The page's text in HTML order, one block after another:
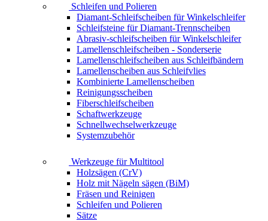
Schleifen und Polieren
Diamant-Schleifscheiben für Winkelschleifer
Schleifsteine für Diamant-Trennscheiben
Abrasiv-schleifscheiben für Winkelschleifer
Lamellenschleifscheiben - Sonderserie
Lamellenschleifscheiben aus Schleifbändern
Lamellenscheiben aus Schleifvlies
Kombinierte Lamellenscheiben
Reinigungsscheiben
Fiberschleifscheiben
Schaftwerkzeuge
Schnellwechselwerkzeuge
Systemzubehör
Werkzeuge für Multitool
Holzsägen (CrV)
Holz mit Nägeln sägen (BiM)
Fräsen und Reinigen
Schleifen und Polieren
Sätze